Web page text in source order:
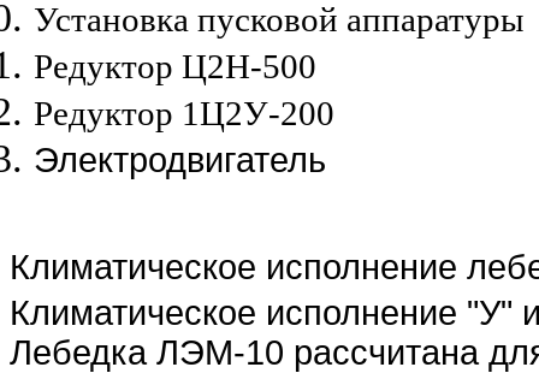
Установка пусковой аппаратуры
Редуктор Ц2Н-500
Редуктор 1Ц2У-200
Электродвигатель
Климатическое исполнение
Климатическое исполнение
Лебедка ЛЭМ-10 рассчитана